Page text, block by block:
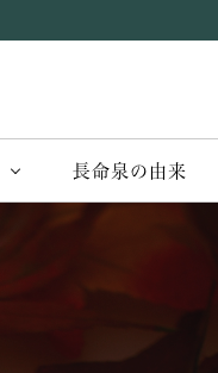
長命泉の由来